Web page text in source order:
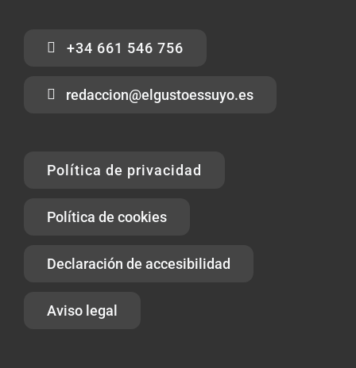
+34 661 546 756
redaccion@elgustoessuyo.es
Política de privacidad
Política de cookies
Declaración de accesibilidad
Aviso legal